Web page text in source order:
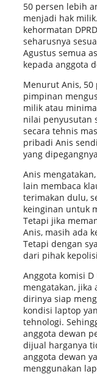
50 persen lebih
menjadi hak
kehormatan
seharusnya
Agustus semua
kepada anggota
Menurut Anis,
pimpinan
milik atau
nilai penyusutan
secara tehnis
pribadi Anis
yang
Anis
lain membaca
terimakan dulu,
keinginan untuk
Tetapi jika
Anis, masih ada
Tetapi dengan
dari pihak
Anggota komisi D
mengatakan,
dirinya siap
kondisi laptop
tehnologi.
anggota dewan
dijual harganya
anggota dewan
menggunakan